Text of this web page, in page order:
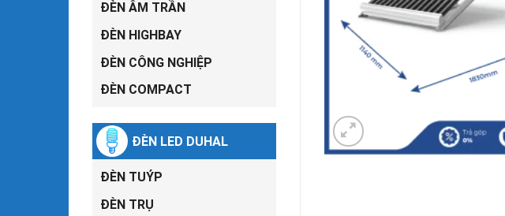
ĐÈN ÂM TRẦN
ĐÈN HIGHBAY
ĐÈN CÔNG NGHIỆP
ĐÈN COMPACT
ĐÈN LED DUHAL
ĐÈN TUÝP
ĐÈN TRỤ